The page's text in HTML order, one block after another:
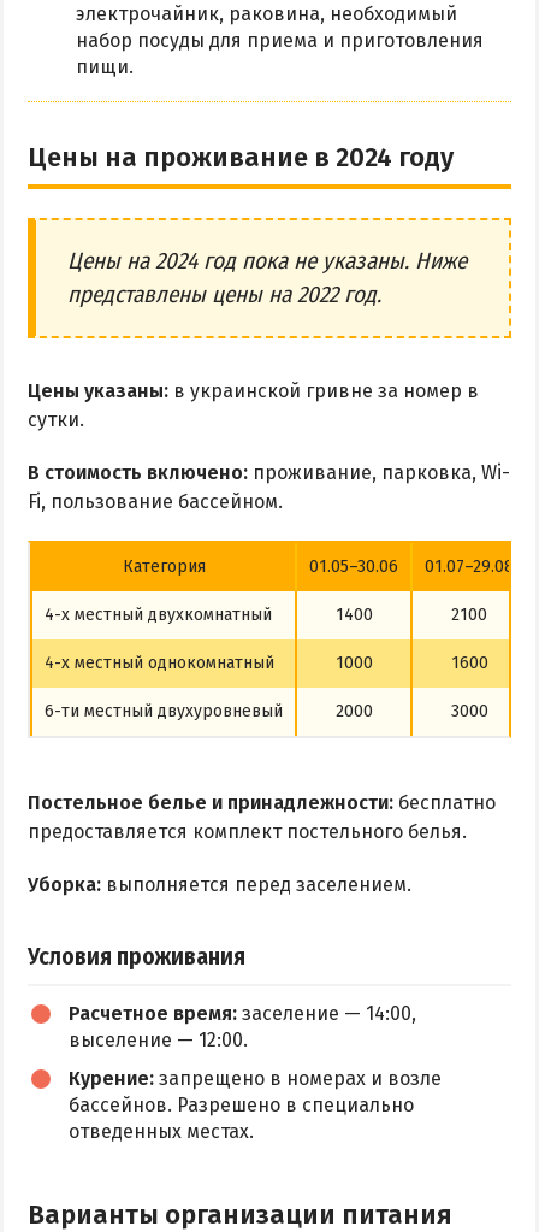
электрочайник, раковина, необходимый
набор посуды для приема и приготовления
пищи.
Цены на проживание в 2024 году
Цены на 2024 год пока не указаны. Ниже
представлены цены на 2022 год.
Цены указаны: в украинской гривне за номер в
сутки.
В стоимость включено: проживание, парковка, Wi-
Fi, пользование бассейном.
Категория 01.05–30.06 01.07–29.08
4-х местный двухкомнатный 1400 2100
4-х местный однокомнатный 1000 1600
6-ти местный двухуровневый 2000 3000
Постельное белье и принадлежности: бесплатно
предоставляется комплект постельного белья.
Уборка: выполняется перед заселением.
Условия проживания
Расчетное время: заселение — 14:00,
выселение — 12:00.
Курение: запрещено в номерах и возле
бассейнов. Разрешено в специально
отведенных местах.
Варианты организации питания